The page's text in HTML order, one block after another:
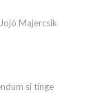
Majercsik
si tinge